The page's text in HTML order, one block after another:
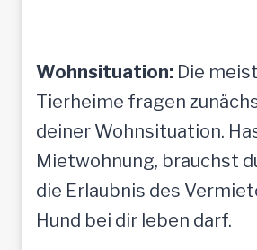
Wohnsituation: Die
Tierheime fragen
deiner Wohnsituation.
Mietwohnung, brauchst
die Erlaubnis des
Hund bei dir leben darf.